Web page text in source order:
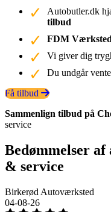
Autobutler.dk
tilbud
FDM
Vi giver dig
Du undgår
Få tilbud
Sammenlign tilbud på
service
Bedømmelser
& service
Birkerød Autoværksted
04-08-26